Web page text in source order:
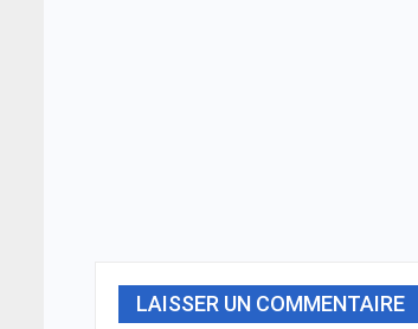
LAISSER UN COMMENTAIRE